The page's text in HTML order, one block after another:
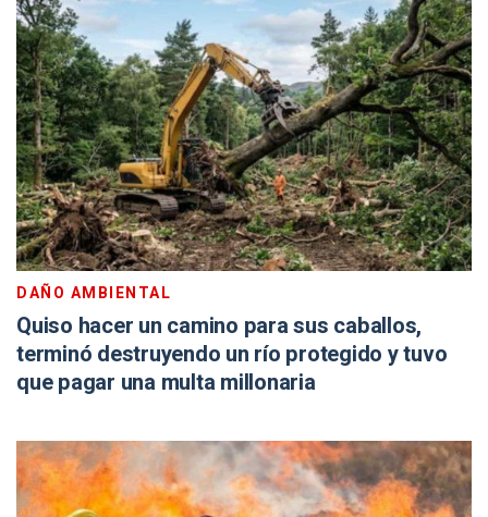
DAÑO AMBIENTAL
Quiso hacer un camino para sus caballos,
terminó destruyendo un río protegido y tuvo
que pagar una multa millonaria